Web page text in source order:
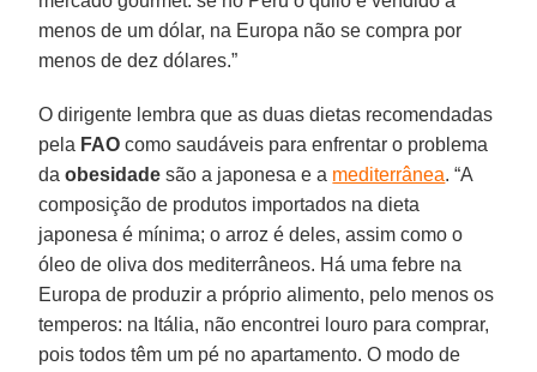
menos de um dólar, na Europa não se compra por
menos de dez dólares.”
O dirigente lembra que as duas dietas recomendadas
pela FAO como saudáveis para enfrentar o problema
daobesidade são a japonesa e a mediterrânea. “A
composição de produtos importados na dieta
japonesa é mínima; o arroz é deles, assim como o
óleo de oliva dos mediterrâneos. Há uma febre na
Europa de produzir a próprio alimento, pelo menos os
temperos: na Itália, não encontrei louro para comprar,
pois todos têm um pé no apartamento. O modo de